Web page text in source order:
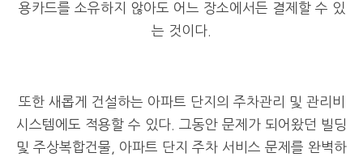
용카드를 소유하지 않아도 어느 장소에서든 결제할 수 있
는 것이다.
또한 새롭게 건설하는 아파트 단지의 주차관리 및 관리비
시스템에도 적용할 수 있다
그동안 문제가 되어왔던 빌딩
및 주상복합건물
아파트 단지 주차 서비스 문제를 완벽하